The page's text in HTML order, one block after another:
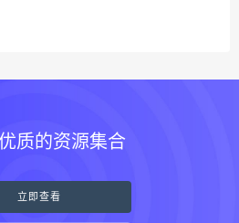
质的资源集合
立即查看